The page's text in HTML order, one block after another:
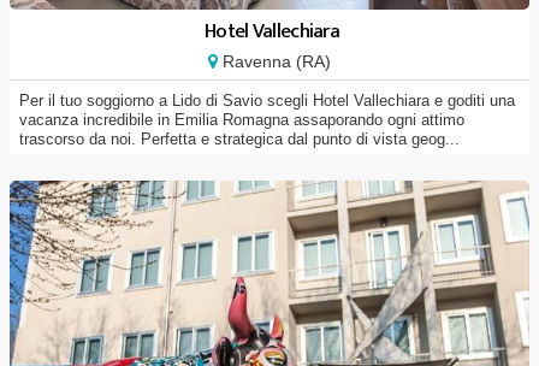
Hotel Vallechiara
Ravenna (RA)
Per il tuo soggiorno a Lido di Savio scegli Hotel Vallechiara e goditi una
vacanza incredibile in Emilia Romagna assaporando ogni attimo
trascorso da noi. Perfetta e strategica dal punto di vista geog...